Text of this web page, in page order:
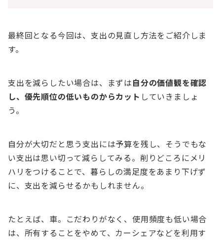
最終回となる今回は、支出の見直し方法をご紹介しま
す。
支出を減らしたい場合は、まずは自分の価値観を確認
し、優先順位の低いものからカット していきましょ
う。
自分が大切だと思う支出には予算を残し、そうでもな
い支出は思い切って減らしてみる。削りどころにメリ
ハリをつけることで、暮らしの満足度をあまり下げず
に、支出を減らせるかもしれません。
たとえば、車。こだわりがなく、使用頻度も低い場合
は、所有することをやめて、カーシェアなどを利用す